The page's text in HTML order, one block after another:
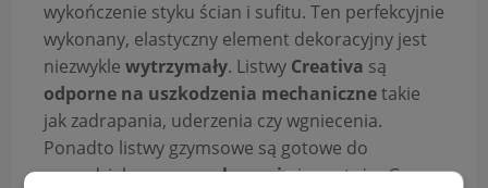
wykończenie styku ścian i sufitu. Ten perfekcyjnie
wykonany, elastyczny element dekoracyjny jest
niezwykle wytrzymały. Listwy Creativa są
odporne na uszkodzenia mechanicznetakie
jak zadrapania, uderzenia czy wgniecenia.
Ponadto listwy gzymsowe są gotowe do
samodzielnegopomalowaniai montażu. Gzyms